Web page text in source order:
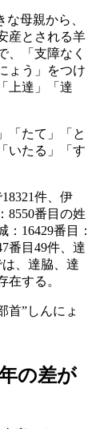
母親から、
産とされる羊
、「支障なく
ょう」をつけ
上達」「達
「たて」「と
いたる」「す
件、伊
8550番目の姓
：16429番目：
番目49件、達
、達脇、達
在する。
首”しんにょ
の差が